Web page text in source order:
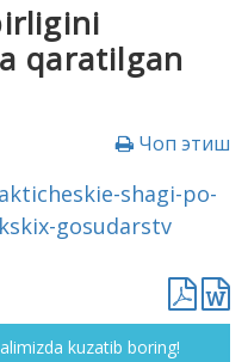
qaratilgan
Чоп этиш
shagi-po-
gosudarstv
kuzatib boring!